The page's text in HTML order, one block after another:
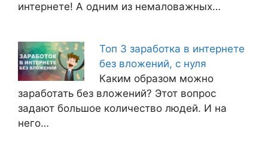
интернете! А одним из немаловажных…
Топ 3 заработка в интернете
без вложений, с нуля
Каким образом можно
заработать без вложений? Этот вопрос
задают большое количество людей. И на
него…